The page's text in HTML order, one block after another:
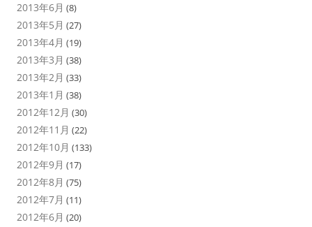
2013年6月 (8)
2013年5月 (27)
2013年4月 (19)
2013年3月 (38)
2013年2月 (33)
2013年1月 (38)
2012年12月 (30)
2012年11月 (22)
2012年10月 (133)
2012年9月 (17)
2012年8月 (75)
2012年7月 (11)
2012年6月 (20)